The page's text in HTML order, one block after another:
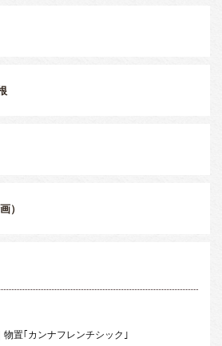
）
物置｢カンナフレンチシック｣